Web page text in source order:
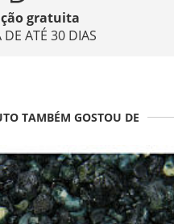
gratuita
DE ATÉ 30 DIAS
TAMBÉM GOSTOU DE